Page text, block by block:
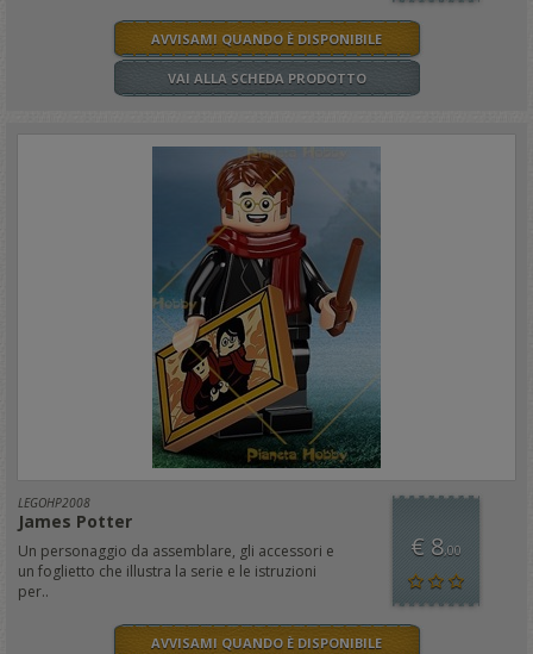
AVVISAMI QUANDO È DISPONIBILE
VAI ALLA SCHEDA PRODOTTO
LEGOHP2008
James Potter
Un personaggio da assemblare, gli accessori e
un foglietto che illustra la serie e le istruzioni
per..
€ 8,00
AVVISAMI QUANDO È DISPONIBILE